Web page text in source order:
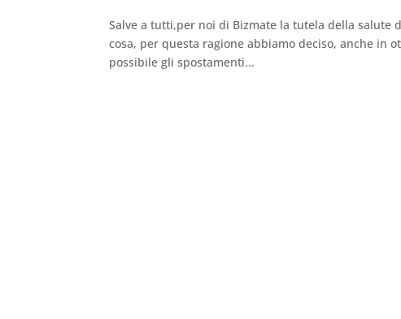
Salve a tutti,per noi di Bizmate la tutela della
cosa, per questa ragione abbiamo deciso, anche
possibile gli spostamenti...